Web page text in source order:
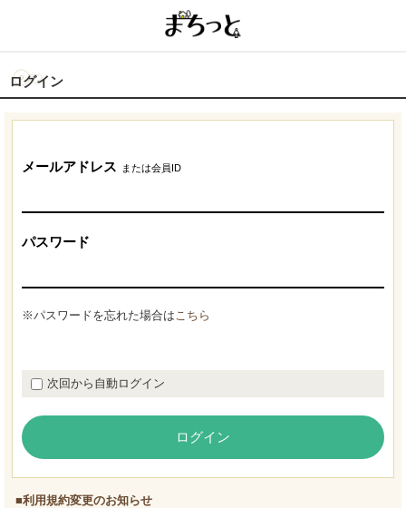
ログイン
メールアドレス または会員ID
パスワード
※パスワードを忘れた場合はこちら
次回から自動ログイン
ログイン
■利用規約変更のお知らせ